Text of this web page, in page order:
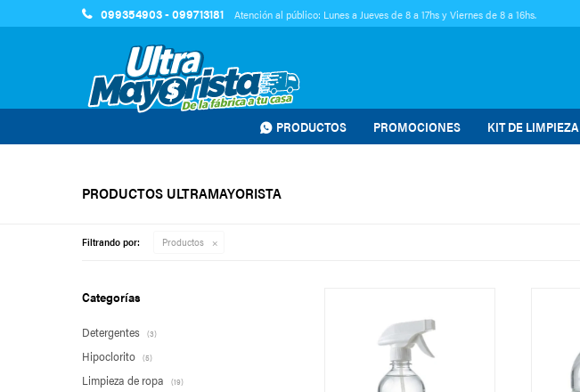
PRODUCTOS PROMOCIONES KIT DE LIMPIEZA
099354903 - 099713181 Atención al público: Lunes a Jueves de 8 a 17hs y Viernes de 8 a 16hs.
PRODUCTOS ULTRAMAYORISTA
Filtrando por: Productos
Categorías
Detergentes (3)
Hipoclorito (5)
Limpieza de ropa (19)